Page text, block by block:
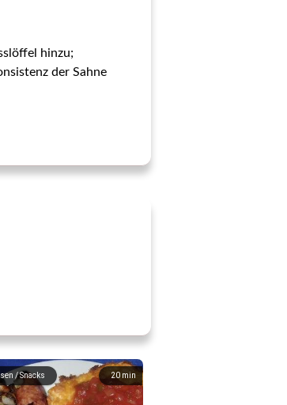
hinzu;
der Sahne
20 min
/ Snacks